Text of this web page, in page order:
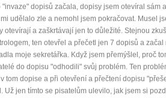
"invaze" dopisů začala, dopisy jsem otevíral sám
udělalo zle a nemohl jsem pokračovat. Musel
otevírají a zaškrtávají jen to důležité. Stejnou
ten otevřel a přečetl jen 7 dopisů a začal
moje sekretářka. Když jsem přemýšlel, proč
do dopisu "odhodili" svůj problém. Ten
tom dopise a při otevření a přečtení dopisu
Už jen tímto se pisatelům ulevilo, jak jsem si